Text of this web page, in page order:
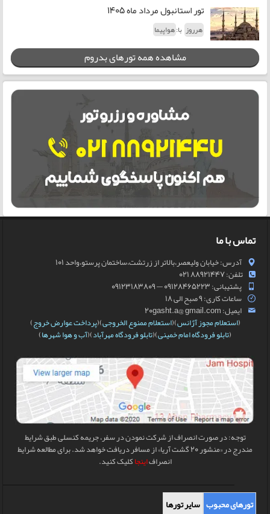
تور استانبول مرداد ماه 1405
هرروز با:هواپیما
مشاهده همه تورهای بدروم
تماس با ما
آدرس: خیابان ولیعصر،بالاتر از زرتشت،ساختمان پرستو،واحد 101
تلفن: 88921447 021
پشتیبانی: 09128465223 — 09123183809
ساعات کاری: 9 صبح الی 18
ایمیل: 20gasht.a@ gmail.com
(استعلام مجوز آژانس)(استعلام ممنوع الخروجی)(پرداخت عوارض خروج)
(تابلو فرودگاه امام خمینی)(تابلو فرودگاه مهرآباد)(آب و هوا شهرها)
توجه: در صورت انصراف از شرکت نمودن در سفر، جریمه کنسلی طبق شرایط
مندرج در «منشور 20 گشت آریا» از مسافر دریافت خواهد شد. برای مطالعه شرایط
انصرافاینجاکلیک کنید.
تورهای محبوب سایر تورها